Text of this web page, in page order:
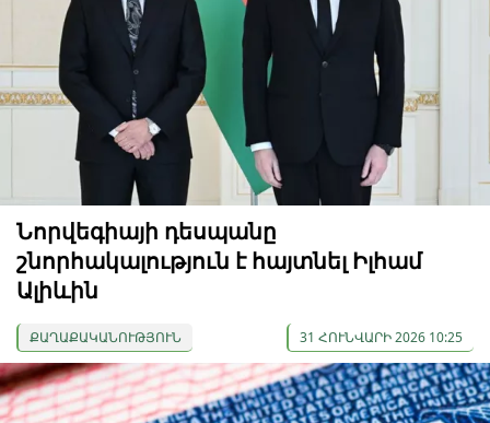
Նորվեգիայի դեսպանը
շնորհակալություն է հայտնել Իլհամ
Ալիևին
ՔԱՂԱՔԱԿԱՆՈՒԹՅՈՒՆ 31 ՀՈՒՆՎԱՐԻ 2026 10:25